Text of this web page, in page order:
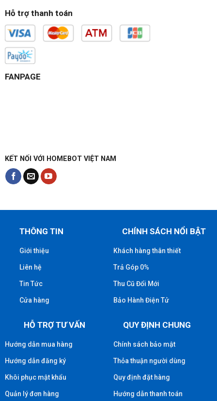
Hỗ trợ thanh toán
FANPAGE
KẾT NỐI VỚI HOMEBOT VIỆT NAM
THÔNG TIN
Giới thiệu
Liên hệ
Tin Tức
Cửa hàng
CHÍNH SÁCH NỔI BẬT
Khách hàng thân thiết
Trả Góp 0%
Thu Cũ Đổi Mới
Bảo Hành Điện Tử
HỖ TRỢ TƯ VẤN
Hướng dẫn mua hàng
Hướng dẫn đăng ký
Khôi phục mật khẩu
Quản lý đơn hàng
QUY ĐỊNH CHUNG
Chính sách bảo mật
Thỏa thuận người dùng
Quy định đặt hàng
Hướng dẫn thanh toán